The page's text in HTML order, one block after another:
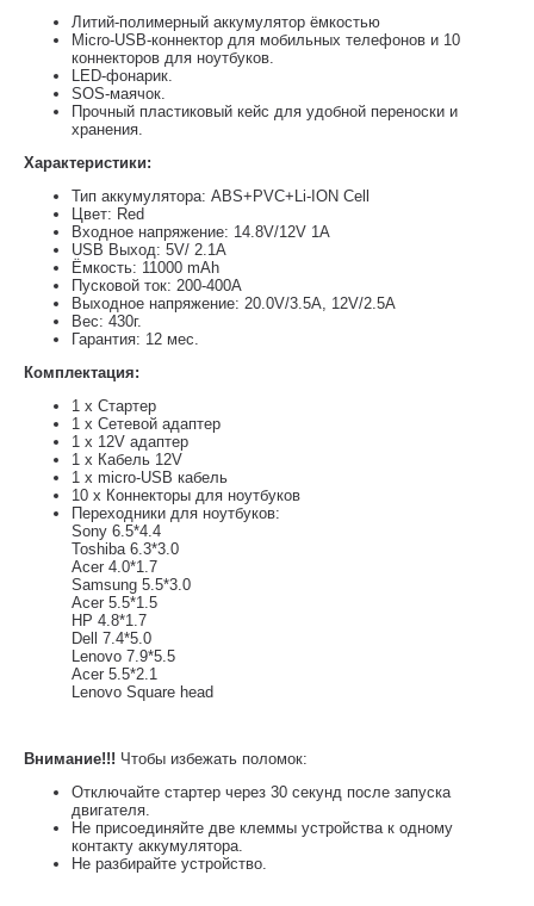
Литий-полимерный аккумулятор ёмкостью
Micro-USB-коннектор для мобильных телефонов и 10
коннекторов для ноутбуков.
LED-фонарик.
SOS-маячок.
Прочный пластиковый кейс для удобной переноски и
хранения.
Характеристики:
Тип аккумулятора: ABS+PVC+Li-ION Cell
Цвет: Red
Входное напряжение: 14.8V/12V 1А
USB Выход: 5V/ 2.1A
Ёмкость: 11000 mAh
Пусковой ток: 200-400A
Выходное напряжение: 20.0V/3.5A, 12V/2.5A
Вес: 430г.
Гарантия: 12 мес.
Комплектация:
1 x Стартер
1 x Сетевой адаптер
1 x 12V адаптер
1 x Кабель 12V
1 x micro-USB кабель
10 x Коннекторы для ноутбуков
Переходники для ноутбуков:
Sony 6.5*4.4
Toshiba 6.3*3.0
Acer 4.0*1.7
Samsung 5.5*3.0
Acer 5.5*1.5
HP 4.8*1.7
Dell 7.4*5.0
Lenovo 7.9*5.5
Acer 5.5*2.1
Lenovo Square head
Внимание!!! Чтобы избежать поломок:
Отключайте стартер через 30 секунд после запуска
двигателя.
Не присоединяйте две клеммы устройства к одному
контакту аккумулятора.
Не разбирайте устройство.